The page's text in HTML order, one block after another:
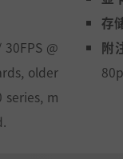
@
older
m
存
附
80p